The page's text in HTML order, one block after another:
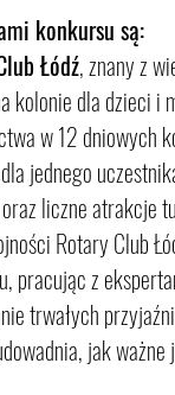
konkursu są:
Łódź, znany z
kolonie dla dzieci i
w 12 dniowych
jednego
liczne atrakcje
Rotary Club
pracując z
trwałych
jak